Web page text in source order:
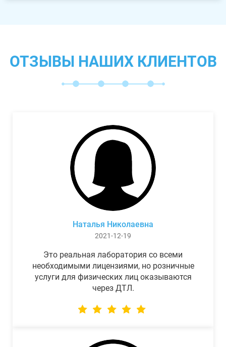
ОТЗЫВЫ НАШИХ КЛИЕНТОВ
Наталья Николаевна
2021-12-19
Это реальная лаборатория со всеми
необходимыми лицензиями, но розничные
услуги для физических лиц оказываются
через ДТЛ.